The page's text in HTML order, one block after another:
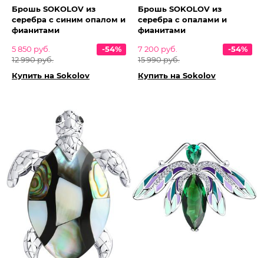
Брошь SOKOLOV из
серебра с синим опалом и
фианитами
5 850 руб.
12 990 руб.
-54%
Купить на Sokolov
Брошь SOKOLOV из
серебра с опалами и
фианитами
7 200 руб.
15 990 руб.
-54%
Купить на Sokolov